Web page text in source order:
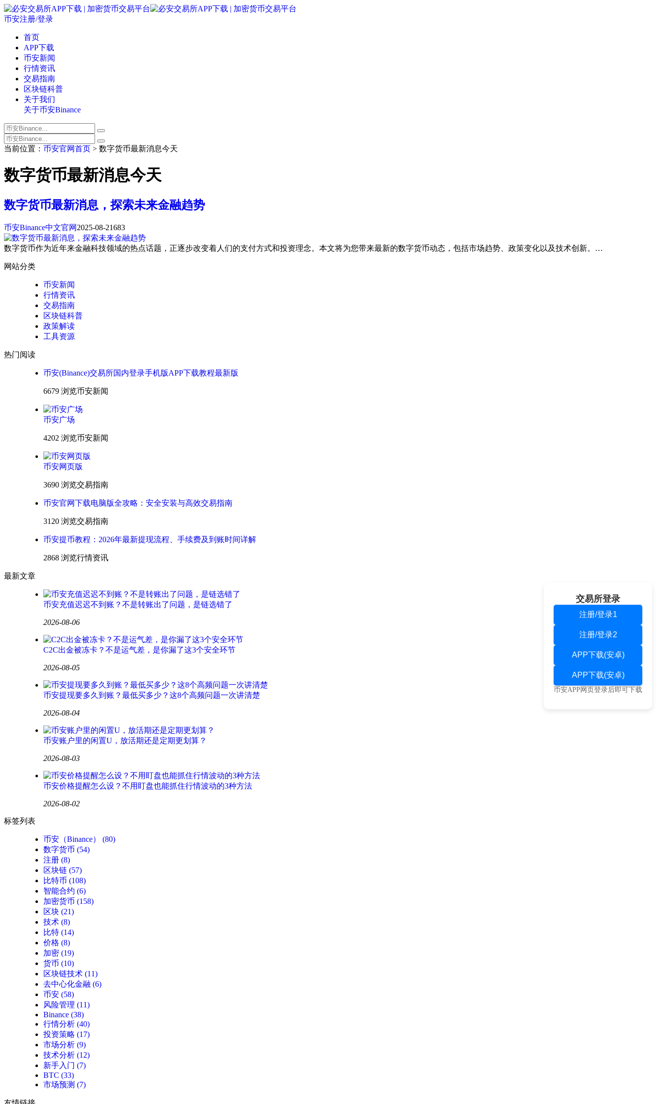
币安注册/登录
首页
APP下载
币安新闻
行情资讯
交易指南
区块链科普
关于我们
关于币安Binance
当前位置： 币安官网首页 > 数字货币最新消息今天
数字货币最新消息今天
数字货币最新消息，探索未来金融趋势
币安Binance中文官网 2025-08-21683
数字货币作为近年来金融科技领域的热点话题，正逐步改变着人们的支付方式和投资理念。本文将为您带来最新的数字货币动态，包括市场趋势、政策变化以及技术创新。…
网站分类
币安新闻
行情资讯
交易指南
区块链科普
政策解读
工具资源
热门阅读
币安(Binance)交易所国内登录手机版APP下载教程最新版
6679 浏览币安新闻
币安广场
4202 浏览币安新闻
币安网页版
3690 浏览交易指南
币安官网下载电脑版全攻略：安全安装与高效交易指南
3120 浏览交易指南
币安提币教程：2026年最新提现流程、手续费及到账时间详解
2868 浏览行情资讯
最新文章
币安充值迟迟不到账？不是转账出了问题，是链选错了
2026-08-06
C2C出金被冻卡？不是运气差，是你漏了这3个安全环节
2026-08-05
币安提现要多久到账？最低买多少？这8个高频问题一次讲清楚
2026-08-04
币安账户里的闲置U，放活期还是定期更划算？
2026-08-03
币安价格提醒怎么设？不用盯盘也能抓住行情波动的3种方法
2026-08-02
标签列表
币安（Binance）
(80)
数字货币 (54)
注册 (8)
区块链 (57)
比特币 (108)
智能合约 (6)
加密货币 (158)
区块 (21)
技术 (8)
比特 (14)
价格 (8)
加密 (19)
货币 (10)
区块链技术 (11)
去中心化金融 (6)
币安 (58)
风险管理 (11)
Binance (38)
行情分析 (40)
投资策略 (17)
市场分析 (9)
技术分析 (12)
新手入门 (7)
BTC (33)
市场预测 (7)
交易所登录
注册/登录1
注册/登录2
APP下载(安卓)
APP下载(安卓)
币安APP网页登录后即可下载